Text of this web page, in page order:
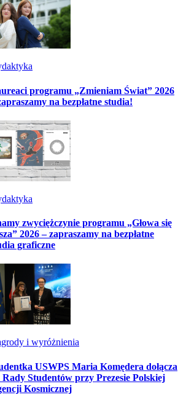
programu „Zmieniam Świat” 2026
na bezpłatne studia!
zwyciężczynie programu „Głowa się
2026 – zapraszamy na bezpłatne
graficzne
i wyróżnienia
USWPS Maria Komędera dołącza
Rady Studentów przy Prezesie Polskiej
Kosmicznej